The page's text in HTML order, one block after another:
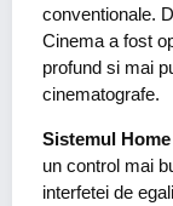
conventionale.
Cinema a fost
profund si mai
cinematografe.
Sistemul
un control mai
interfetei de